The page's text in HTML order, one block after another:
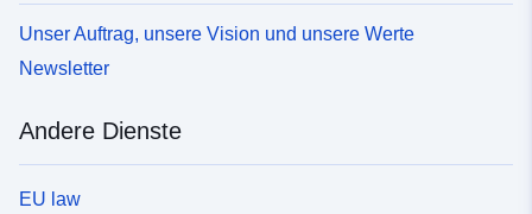
Unser Auftrag, unsere Vision und unsere Werte
Newsletter
Andere Dienste
EU law